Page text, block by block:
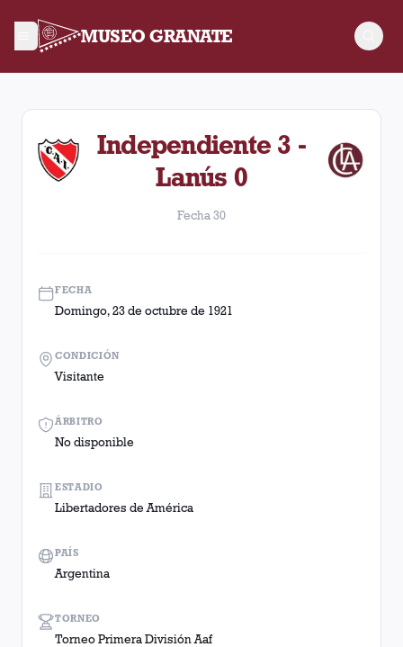
MUSEO GRANATE
Fecha 30. Partido entre Lanús y Independiente disputado
Independiente 3 -
Lanús 0
Fecha 30
FECHA
Domingo, 23 de octubre de 1921
ÁRBITRO
No disponible
TORNEO
Torneo Primera División Aaf
CONDICIÓN
Visitante
ESTADIO
Libertadores de América
PAÍS
Argentina